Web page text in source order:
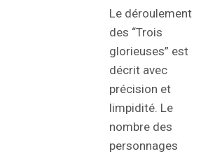
Le déroulement
des “Trois
glorieuses” est
décrit avec
précision et
limpidité. Le
nombre des
personnages